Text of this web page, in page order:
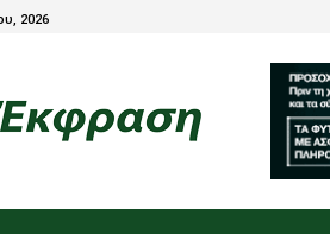
2026